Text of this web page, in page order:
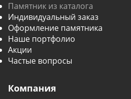
Памятник из каталога
Индивидуальный заказ
Оформление памятника
Наше портфолио
Акции
Частые вопросы
Компания